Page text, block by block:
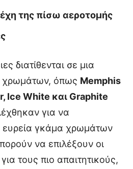
της πίσω αεροτομής
διατίθενται σε μια
χρωμάτων, όπως Memphis
Ice White και Graphite
για να
γκάμα χρωμάτων
να επιλέξουν οι
τους πιο απαιτητικούς,